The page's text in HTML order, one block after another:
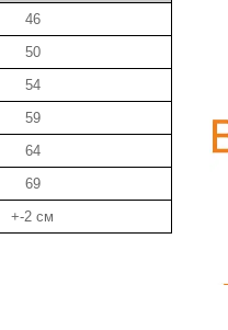
46
50
54
59
64
69
+-2 см